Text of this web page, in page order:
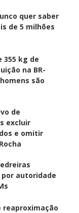
quer saber
de 5 milhões
355 kg de
na BR-
são
de
excluir
e omitir
autoridade
reaproximação